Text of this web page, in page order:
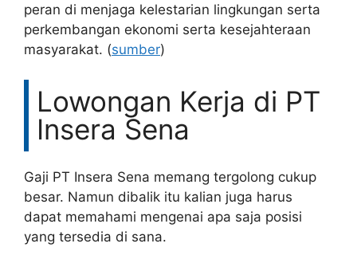
peran di menjaga kelestarian lingkungan serta
perkembangan ekonomi serta kesejahteraan
masyarakat. (sumber)
Lowongan Kerja di PT
Insera Sena
Gaji PT Insera Sena memang tergolong cukup
besar. Namun dibalik itu kalian juga harus
dapat memahami mengenai apa saja posisi
yang tersedia di sana.